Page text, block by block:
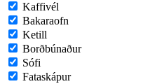
Kaffivél
Bakaraofn
Ketill
Borðbúnaður
Sófi
Fataskápur